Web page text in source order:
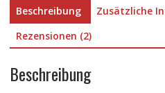
Beschreibung
Zusätzliche
Rezensionen (2)
Beschreibung